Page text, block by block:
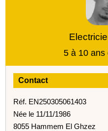
5 à 10 ans
Contact
Réf. EN250305061403
Née le 11/11/1986
8055 Hammem El Ghzez